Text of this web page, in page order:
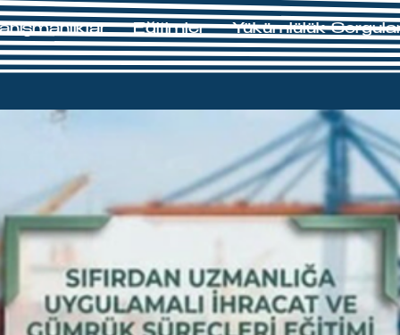
Eğitimler Yükümlülük